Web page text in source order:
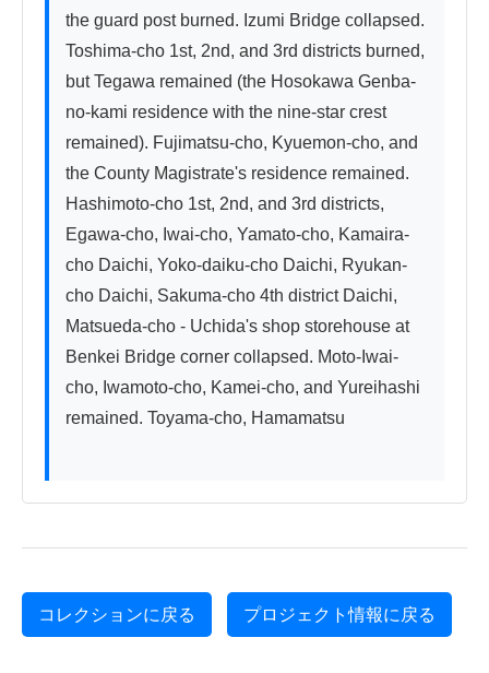
the guard post burned. Izumi Bridge collapsed.
Toshima-cho 1st, 2nd, and 3rd districts burned,
but Tegawa remained (the Hosokawa Genba-
no-kami residence with the nine-star crest
remained). Fujimatsu-cho, Kyuemon-cho, and
the County Magistrate's residence remained.
Hashimoto-cho 1st, 2nd, and 3rd districts,
Egawa-cho, Iwai-cho, Yamato-cho, Kamaira-
cho Daichi, Yoko-daiku-cho Daichi, Ryukan-
cho Daichi, Sakuma-cho 4th district Daichi,
Matsueda-cho - Uchida's shop storehouse at
Benkei Bridge corner collapsed. Moto-Iwai-
cho, Iwamoto-cho, Kamei-cho, and Yureihashi
remained. Toyama-cho, Hamamatsu
コレクションに戻る プロジェクト情報に戻る